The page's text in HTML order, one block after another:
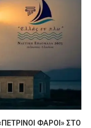
ΦΆΡΟΙ» ΣΤΟ